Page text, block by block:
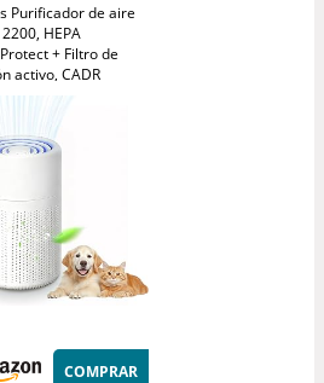
Purificador de aire
HEPA
+ Filtro de
activo, CADR
h para 104m²,
alérgicas, Ultra
Filtro inteligente
(AC2210/10)
COMPRAR